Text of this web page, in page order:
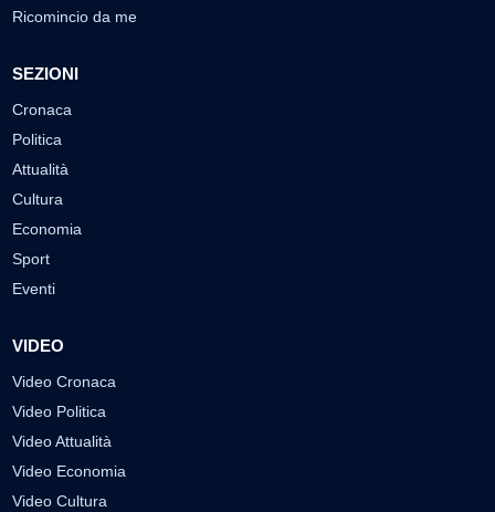
Ricomincio da me
SEZIONI
Cronaca
Politica
Attualità
Cultura
Economia
Sport
Eventi
VIDEO
Video Cronaca
Video Politica
Video Attualità
Video Economia
Video Cultura